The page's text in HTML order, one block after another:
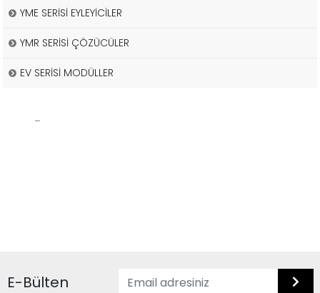
YME SERİSİ EYLEYİCİLER
YMR SERİSİ ÇÖZÜCÜLER
EV SERİSİ MODÜLLER
E-Bülten